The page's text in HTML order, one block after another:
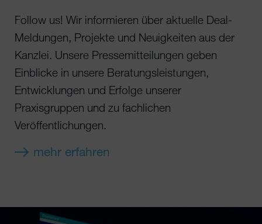
Follow us! Wir informieren über aktuelle Deal-
Meldungen, Projekte und Neuigkeiten aus der
Kanzlei. Unsere Pressemitteilungen geben
Einblicke in unsere Beratungsleistungen,
Entwicklungen und Erfolge unserer
Praxisgruppen und zu fachlichen
Veröffentlichungen.
mehr erfahren